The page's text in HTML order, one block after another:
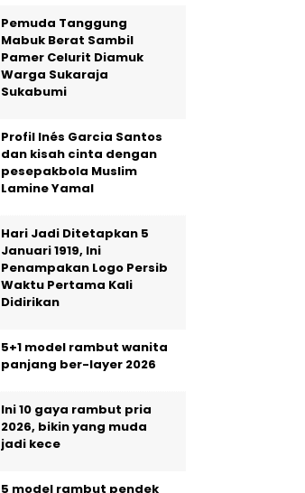
Pemuda Tanggung
Mabuk Berat Sambil
Pamer Celurit Diamuk
Warga Sukaraja
Sukabumi
Profil Inés Garcia Santos
dan kisah cinta dengan
pesepakbola Muslim
Lamine Yamal
Hari Jadi Ditetapkan 5
Januari 1919, Ini
Penampakan Logo Persib
Waktu Pertama Kali
Didirikan
5+1 model rambut wanita
panjang ber-layer 2026
Ini 10 gaya rambut pria
2026, bikin yang muda
jadi kece
5 model rambut pendek